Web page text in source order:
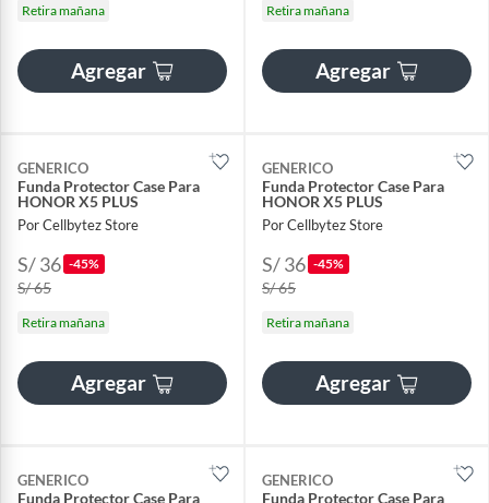
Retira mañana
Agregar
Retira mañana
Agregar
GENERICO
Funda Protector Case Para
HONOR X5 PLUS
Por Cellbytez Store
S/ 36 -45%
S/ 65
Retira mañana
Agregar
GENERICO
Funda Protector Case Para
HONOR X5 PLUS
Por Cellbytez Store
S/ 36 -45%
S/ 65
Retira mañana
Agregar
GENERICO
Funda Protector Case Para
GENERICO
Funda Protector Case Para